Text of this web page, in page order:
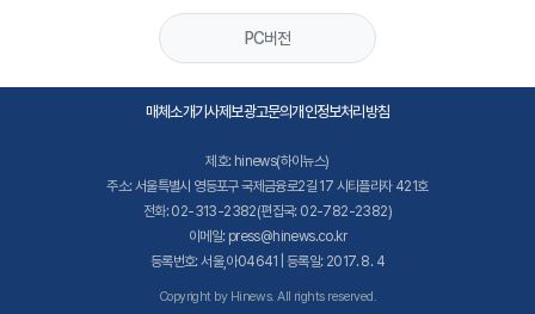
PC버전
매체소개기사제보광고문의개인정보처리방침
제호: hinews(하이뉴스)
주소: 서울특별시 영등포구 국제금융로2길 17 시티플라자 421호
전화: 02-313-2382(편집국: 02-782-2382)
이메일: press@hinews.co.kr
등록번호: 서울,아04641 | 등록일: 2017. 8. 4
Copyright by Hinews. All rights reserved.